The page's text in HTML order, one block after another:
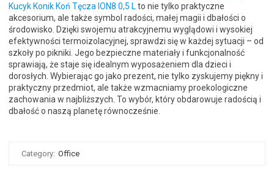
Kucyk Konik Koń Tęcza ION8 0,5 L to nie tylko praktyczne
akcesorium, ale także symbol radości, małej magii i dbałości o
środowisko. Dzięki swojemu atrakcyjnemu wyglądowi i wysokiej
efektywności termoizolacyjnej, sprawdzi się w każdej sytuacji – od
szkoły po pikniki. Jego bezpieczne materiały i funkcjonalność
sprawiają, że staje się idealnym wyposażeniem dla dzieci i
dorosłych. Wybierając go jako prezent, nie tylko zyskujemy piękny i
praktyczny przedmiot, ale także wzmacniamy proekologiczne
zachowania w najbliższych. To wybór, który obdarowuje radością i
dbałość o naszą planetę równocześnie.
Category: Office